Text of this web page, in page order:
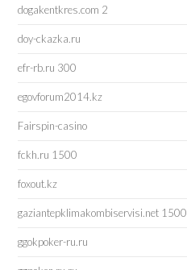
dogakentkres.com 2
doy-ckazka.ru
efr-rb.ru 300
egovforum2014.kz
Fairspin-casino
fckh.ru 1500
foxout.kz
gaziantepklimakombiservisi.net 1500
ggokpoker-ru.ru